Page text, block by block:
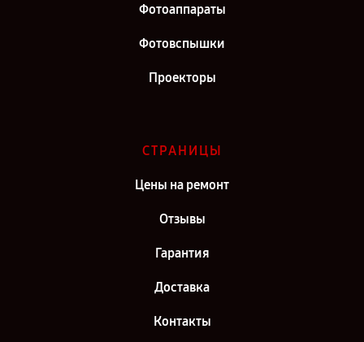
Фотоаппараты
Фотовспышки
Проекторы
СТРАНИЦЫ
Цены на ремонт
Отзывы
Гарантия
Доставка
Контакты